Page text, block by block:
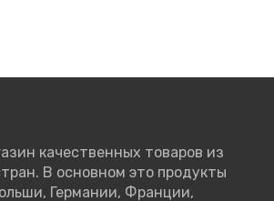
качественных товаров из
В основном это продукты
Германии, Франции,